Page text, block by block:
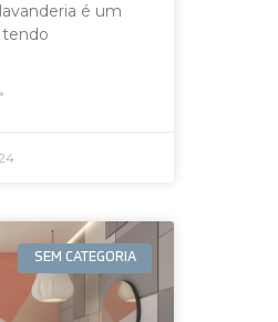
é um
SEM CATEGORIA